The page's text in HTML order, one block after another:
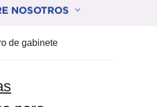
NOSOTROS
de gabinete